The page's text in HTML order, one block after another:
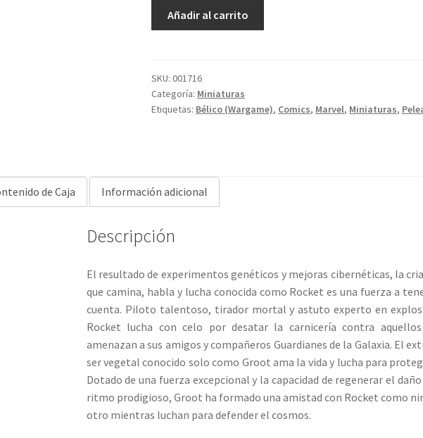
Game
-
Rocket
Añadir al carrito
SKU:001716
Categoría: Miniaturas
Etiquetas: Bélico (Wargame), Comics, Marvel, Miniaturas,
de Caja Información adicional
Descripción
El resultado de experimentos genéticos y mejoras cibernéticas, la
que camina, habla y lucha conocida como Rocket es una fuerza a
cuenta. Piloto talentoso, tirador mortal y astuto experto en
Rocket lucha con celo por desatar la carnicería contra
amenazan a sus amigos y compañeros Guardianes de la Galaxia. El
ser vegetal conocido solo como Groot ama la vida y lucha para
Dotado de una fuerza excepcional y la capacidad de regenerar el
ritmo prodigioso, Groot ha formado una amistad con Rocket como
otro mientras luchan para defender el cosmos.